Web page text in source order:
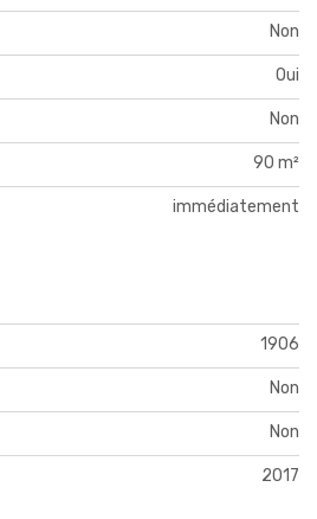
Non
Oui
Non
90 m²
immédiatement
1906
Non
Non
2017